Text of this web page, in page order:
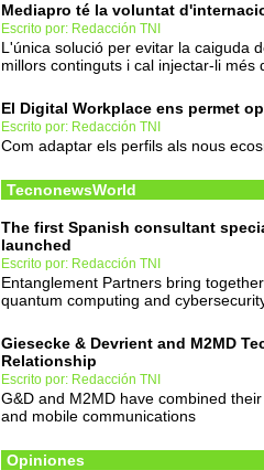
Mediapro té la voluntat
Escrito por: Redacción TNI
L'única solució per evitar la caiguda
millors continguts i cal injectar-li més
El Digital Workplace ens permet
Escrito por: Redacción TNI
Com adaptar els perfils als nous
TecnonewsWorld
The first Spanish consultant
launched
Escrito por: Redacción TNI
Entanglement Partners bring
quantum computing and
Giesecke & Devrient and M2MD
Relationship
Escrito por: Redacción TNI
G&D and M2MD have combined
and mobile communications
Opiniones